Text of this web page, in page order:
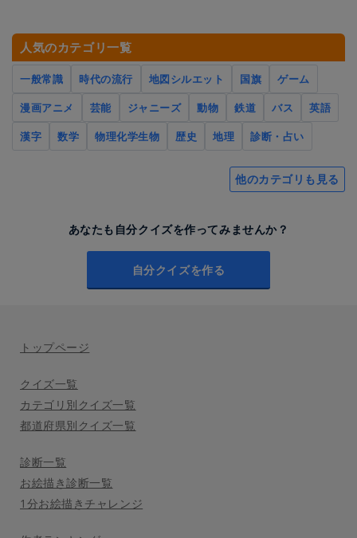
人気のカテゴリ一覧
一般常識 時代の流行 地図シルエット 国旗
ゲーム
漫画アニメ
芸能 ジャニーズ 動物 鉄道 バス
英語
漢字
数学 物理化学生物 歴史 地理 診断・占い
他のカテゴリも見る
あなたも自分クイズを作ってみませんか？
自分クイズを作る
トップページ
クイズ一覧
カテゴリ別クイズ一覧
都道府県別クイズ一覧
診断一覧
お絵描き診断一覧
1分お絵描きチャレンジ